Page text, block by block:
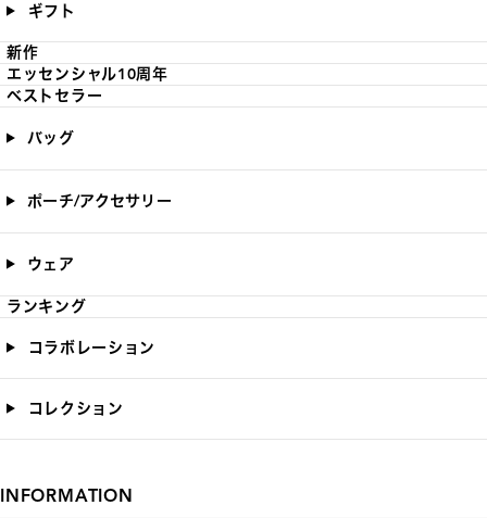
ギフト
新作
エッセンシャル10周年
ベストセラー
バッグ
ポーチ/アクセサリー
ウェア
ランキング
コラボレーション
コレクション
INFORMATION